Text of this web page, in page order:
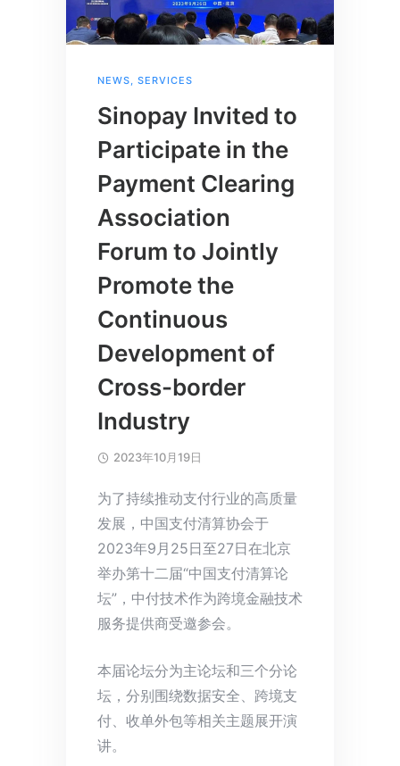
NEWS SERVICES
Sinopay Invited to
Participate in the
Payment Clearing
Association
Forum to Jointly
Promote the
Continuous
Development of
Cross-border
Industry
2023年10月19日
为了持续推动支付行业的高质量
发展，中国支付清算协会于
2023年9月25日至27日在北京
举办第十二届“中国支付清算论
坛”，中付技术作为跨境金融技术
服务提供商受邀参会。
本届论坛分为主论坛和三个分论
坛，分别围绕数据安全、跨境支
付、收单外包等相关主题展开演
讲。